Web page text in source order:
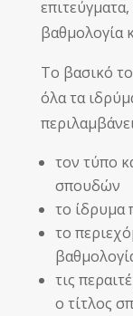
βαθμολογία
To βασικό
όλα τα
τον τύπο
σπουδών
το ίδρυμα
το
τις
ο τίτλος